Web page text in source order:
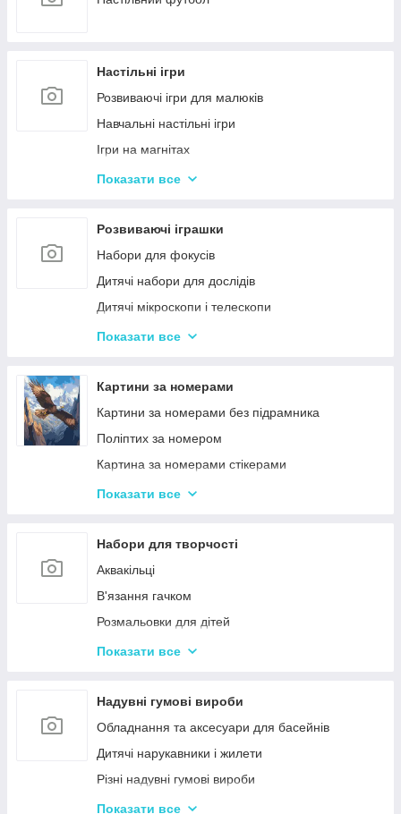
Настільні ігри
Розвиваючі ігри для малюків
Навчальні настільні ігри
Ігри на магнітах
Ігри-бродилки
Крокодил
Аліас Або Скажи Інакше
Гра Хто Я?
Вікторина
Твістер
Ігри типу Дженга
Ігри-головоломки
Дитяче Лото і Доміно
Гра Морський Бій
Різні Настільні ігри
Монополія - настільна гра
Мафія
Шахи і Шашки
Набори для гри в покер
Показати все
Розвиваючі іграшки
Набори для фокусів
Дитячі набори для дослідів
Дитячі мікроскопи і телескопи
Розвиваючі Магніти для дітей
Дитячі ноутбуки, планшети
Інтерактивні розмовляючі плакати
Спіннери
Показати все
Картини за номерами
Картини за номерами без підрамника
Поліптих за номером
Картина за номерами стікерами
Алмазна Мозаїка за номерами
Стандартні картини за номерами
Розпис по полотну
Полотна з Підрамником
Алмазна мозаїка для дітей
Показати все
Набори для творчості
Аквакільці
В'язання гачком
Розмальовки для дітей
Акрилові фарби
Гравюра для дітей
Кінетичний пісок
Дитячий Пластилін
Декупаж
Крейда для Малювання
Показати все
Надувні гумові вироби
Обладнання та аксесуари для басейнів
Дитячі нарукавники і жилети
Різні надувні гумові вироби
Насоси для матрасів та гумових виробів
Показати все